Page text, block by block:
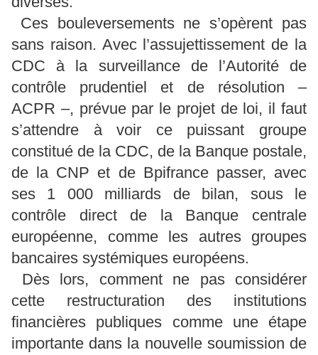
Ces bouleversements ne s’opèrent pas
sans raison. Avec l’assujettissement de la
CDC à la surveillance de l’Autorité de
contrôle prudentiel et de résolution –
ACPR –, prévue par le projet de loi, il faut
s’attendre à voir ce puissant groupe
constitué de la CDC, de la Banque postale,
de la CNP et de Bpifrance passer, avec
ses 1 000 milliards de bilan, sous le
contrôle direct de la Banque centrale
européenne, comme les autres groupes
bancaires systémiques européens.
Dès lors, comment ne pas considérer
cette restructuration des institutions
financières publiques comme une étape
importante dans la nouvelle soumission de